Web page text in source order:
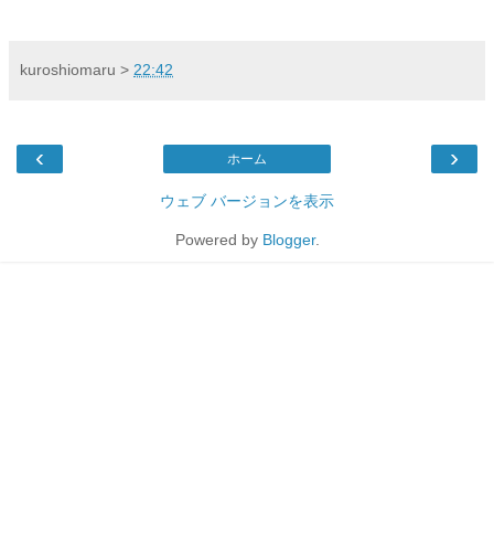
kuroshiomaru > 22:42
‹ ›
ホーム
ウェブ バージョンを表示
Powered by Blogger.